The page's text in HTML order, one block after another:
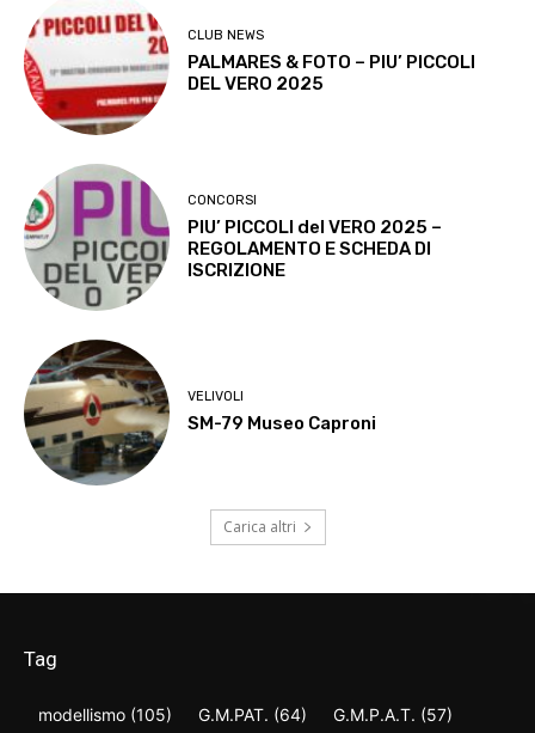
CLUB NEWS
PALMARES & FOTO – PIU’ PICCOLI
DEL VERO 2025
CONCORSI
PIU’ PICCOLI del VERO 2025 –
REGOLAMENTO E SCHEDA DI
ISCRIZIONE
VELIVOLI
SM-79 Museo Caproni
Carica altri
Tag
modellismo (105) G.M.PAT. (64) G.M.P.A.T. (57)